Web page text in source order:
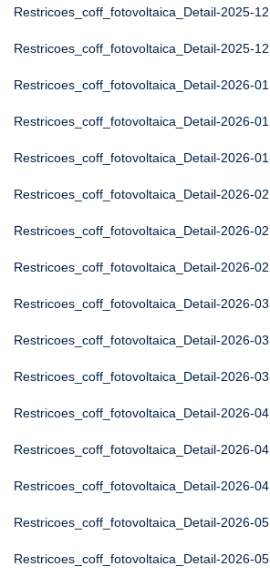
Restricoes_coff_fotovoltaica_Detail-2025-12
Restricoes_coff_fotovoltaica_Detail-2025-12
Restricoes_coff_fotovoltaica_Detail-2026-01
Restricoes_coff_fotovoltaica_Detail-2026-01
Restricoes_coff_fotovoltaica_Detail-2026-01
Restricoes_coff_fotovoltaica_Detail-2026-02
Restricoes_coff_fotovoltaica_Detail-2026-02
Restricoes_coff_fotovoltaica_Detail-2026-02
Restricoes_coff_fotovoltaica_Detail-2026-03
Restricoes_coff_fotovoltaica_Detail-2026-03
Restricoes_coff_fotovoltaica_Detail-2026-03
Restricoes_coff_fotovoltaica_Detail-2026-04
Restricoes_coff_fotovoltaica_Detail-2026-04
Restricoes_coff_fotovoltaica_Detail-2026-04
Restricoes_coff_fotovoltaica_Detail-2026-05
Restricoes_coff_fotovoltaica_Detail-2026-05